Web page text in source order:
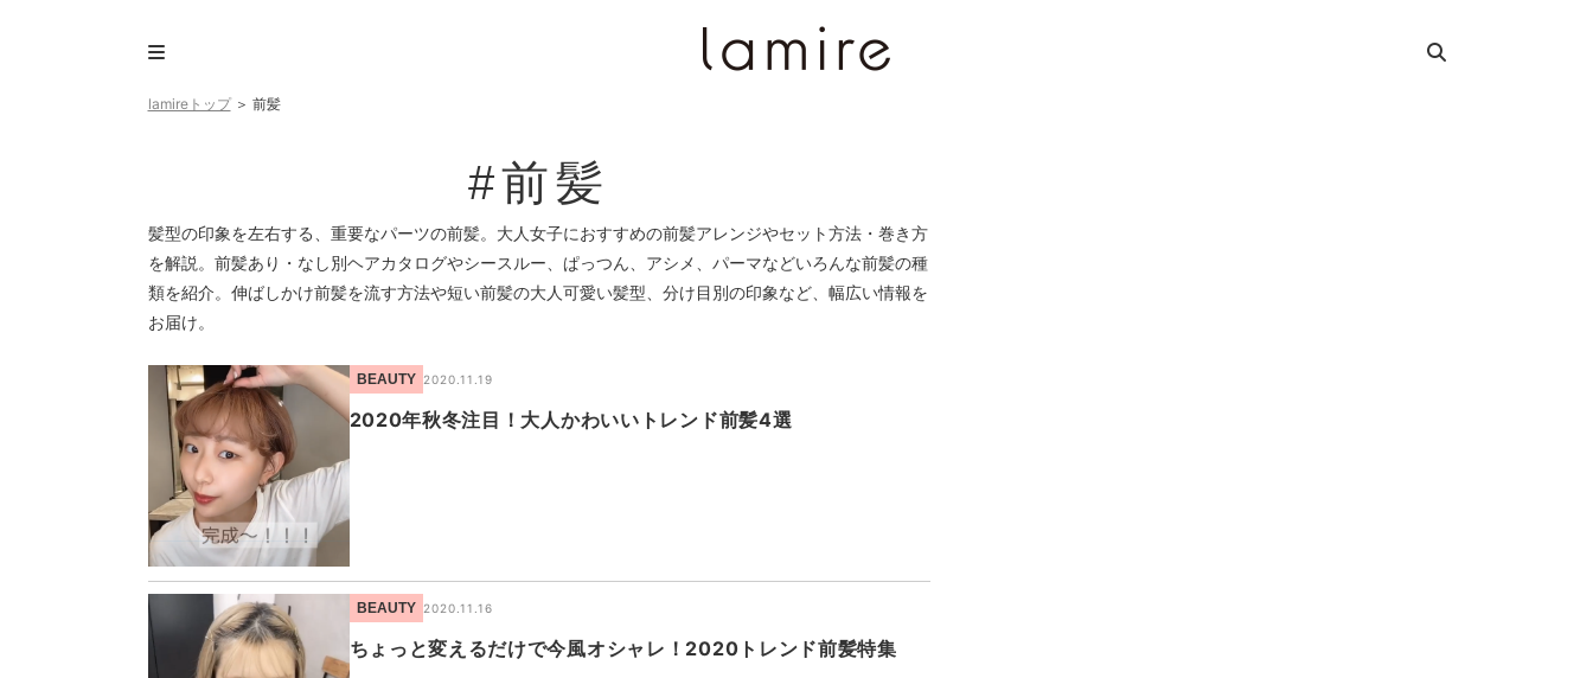
lamireトップ＞ 前髪
#前髪
髪型の印象を左右する、重要なパーツの前髪。大人女子におすすめの前髪アレンジやセット方法・巻き方
を解説。前髪あり・なし別ヘアカタログやシースルー、ぱっつん、アシメ、パーマなどいろんな前髪の種
類を紹介。伸ばしかけ前髪を流す方法や短い前髪の大人可愛い髪型、分け目別の印象など、幅広い情報を
お届け。
BEAUTY 2020.11.19
2020年秋冬注目！大人かわいいトレンド前髪4選
BEAUTY 2020.11.16
ちょっと変えるだけで今風オシャレ！2020トレンド前髪特集